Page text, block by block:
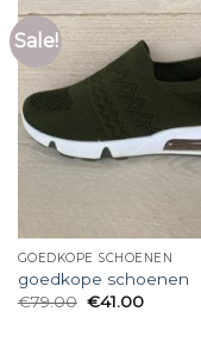
Sale!
GOEDKOPE SCHOENEN
goedkope schoenen
€79.00 €41.00